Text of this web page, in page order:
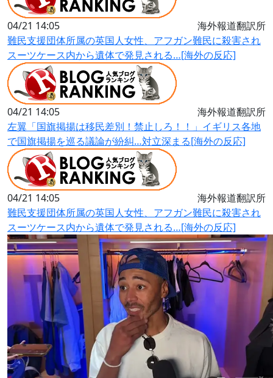
04/21 14:05
海外報道翻訳所
難民支援団体所属の英国人女性、アフガン難民に殺害され
スーツケース内から遺体で発見される…[海外の反応]
04/21 14:05
海外報道翻訳所
左翼「国旗掲揚は移民差別！禁止しろ！！」イギリス各地
で国旗掲揚を巡る議論が紛糾…対立深まる[海外の反応]
04/21 14:05
海外報道翻訳所
難民支援団体所属の英国人女性、アフガン難民に殺害され
スーツケース内から遺体で発見される…[海外の反応]